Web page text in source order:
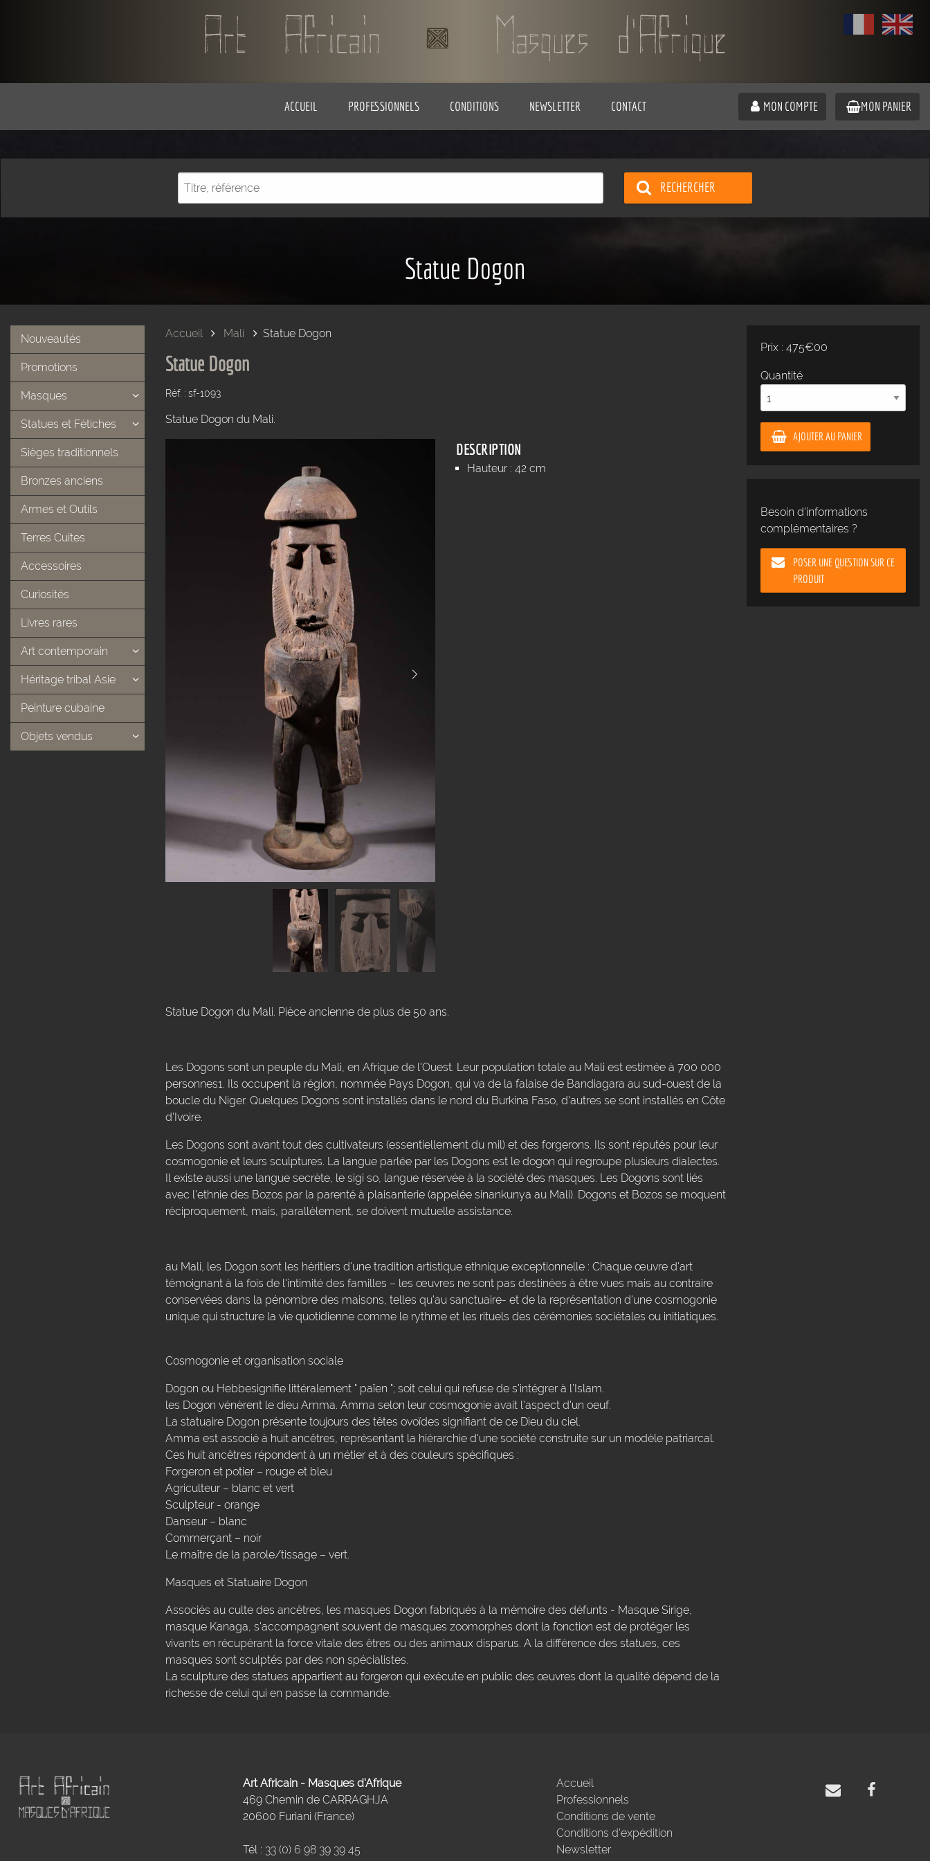
ACCUEIL PROFESSIONNELS CONDITIONS NEWSLETTER CONTACT MON COMPTE MON PANIER
RECHERCHER
Statue Dogon
Nouveautés
Promotions
Masques
Statues et Fétiches
Sièges traditionnels
Bronzes anciens
Armes et Outils
Terres Cuites
Accessoires
Curiosités
Livres rares
Art contemporain
Héritage tribal Asie
Peinture cubaine
Objets vendus
Accueil Mali Statue Dogon
Statue Dogon
Réf. : sf-1093
Statue Dogon du Mali.
DESCRIPTION
Hauteur : 42 cm
Statue Dogon du Mali. Pièce ancienne de plus de 50 ans.
Les Dogons sont un peuple du Mali, en Afrique de l'Ouest. Leur population totale au Mali est estimée à 700 000
personnes1. Ils occupent la région, nommée Pays Dogon, qui va de la falaise de Bandiagara au sud-ouest de la
boucle du Niger. Quelques Dogons sont installés dans le nord du Burkina Faso, d'autres se sont installés en Côte
d'Ivoire.
Les Dogons sont avant tout des cultivateurs (essentiellement du mil) et des forgerons. Ils sont réputés pour leur
cosmogonie et leurs sculptures. La langue parlée par les Dogons est le dogon qui regroupe plusieurs dialectes.
Il existe aussi une langue secrète, le sigi so, langue réservée à la société des masques. Les Dogons sont liés
avec l’ethnie des Bozos par la parenté à plaisanterie (appelée sinankunya au Mali). Dogons et Bozos se moquent
réciproquement, mais, parallèlement, se doivent mutuelle assistance.
au Mali, les Dogon sont les héritiers d'une tradition artistique ethnique exceptionnelle : Chaque œuvre d'art
témoignant à la fois de l'intimité des familles – les œuvres ne sont pas destinées à être vues mais au contraire
conservées dans la pénombre des maisons, telles qu'au sanctuaire- et de la représentation d'une cosmogonie
unique qui structure la vie quotidienne comme le rythme et les rituels des cérémonies sociétales ou initiatiques.
Cosmogonie et organisation sociale
Dogon ou Hebbesignifie littéralement " païen "; soit celui qui refuse de s'intégrer à l'Islam.
les Dogon vénèrent le dieu Amma. Amma selon leur cosmogonie avait l'aspect d'un oeuf.
La statuaire Dogon présente toujours des têtes ovoïdes signifiant de ce Dieu du ciel.
Amma est associé à huit ancêtres, représentant la hiérarchie d'une société construite sur un modèle patriarcal.
Ces huit ancêtres répondent à un métier et à des couleurs spécifiques :
Forgeron et potier – rouge et bleu
Agriculteur – blanc et vert
Sculpteur - orange
Danseur – blanc
Commerçant – noir
Le maître de la parole/tissage – vert.
Masques et Statuaire Dogon
Associés au culte des ancêtres, les masques Dogon fabriqués à la mémoire des défunts - Masque Sirige,
masque Kanaga, s'accompagnent souvent de masques zoomorphes dont la fonction est de protéger les
vivants en récupérant la force vitale des êtres ou des animaux disparus. A la différence des statues, ces
masques sont sculptés par des non spécialistes.
La sculpture des statues appartient au forgeron qui exécute en public des œuvres dont la qualité dépend de la
richesse de celui qui en passe la commande.
Prix : 475€00
Quantité
AJOUTER AU PANIER
Besoin d'informations
complémentaires ?
POSER UNE QUESTION SUR CE
PRODUIT
Art Africain - Masques d'Afrique
469 Chemin de CARRAGHJA
20600 Furiani (France)
Tél : 33 (0) 6 98 39 39 45
Accueil
Professionnels
Conditions de vente
Conditions d'expédition
Newsletter